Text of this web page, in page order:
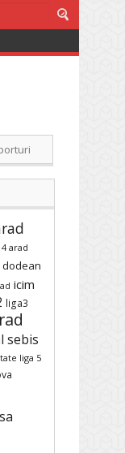
arad
icim
liga3
sebis
liga 5